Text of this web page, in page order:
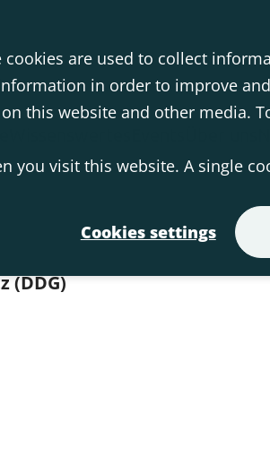
are used to collect
in order to improve
this website and other media.
you visit this website. A single
Cookies settings
(DDG)